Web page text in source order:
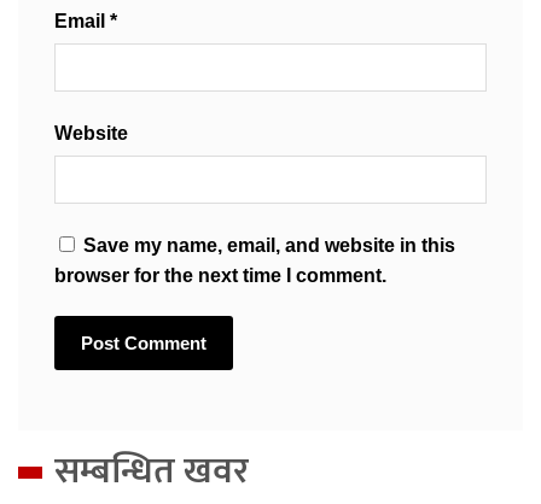
Email *
Website
Save my name, email, and website in this
browser for the next time I comment.
सम्बन्धित खवर